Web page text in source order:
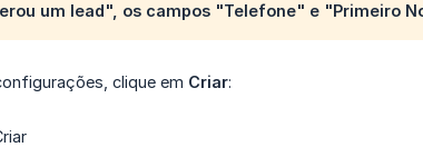
um lead", os campos "Telefone" e "Primeiro
clique em Criar: